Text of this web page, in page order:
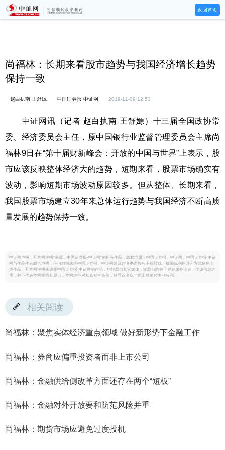
返回首页
尚福林：长期来看股市趋势与我国经济增长趋势
保持一致
赵白执南 王舒嫄 中国证券报·中证网 2019-11-09 12:53
中证网讯（记者 赵白执南 王舒嫄）十三届全国政协常
委、经济委员会主任，原中国银行业监督管理委员会主席尚
福林9日在“第十届财新峰会：开放的中国与世界”上表示，股
市应该反映整体经济大的趋势，短期来看，股票市场确实有
波动，影响短期市场波动原因较多。但从整体、长期来看，
我国股票市场建立30年来总体运行趋势与我国经济不断高质
量发展的趋势保持一致。
中证网声明：凡本网注明“来源：中国证券报·中证网”的所有作品，版权均属于中国证券报、中证网。中国证券报·中证
网与作品作者联合声明，任何组织未经中国证券报、中证网以及作者书面授权不得转载、摘编或利用其它方式使用上
述作品。凡本网注明来源非中国证券报·中证网的作品，均转载自其它媒体，转载目的在于更好服务读者、传递信息之
需，并不代表本网赞同其观点，本网亦不对其真实性负责，持异议者应与原出处单位主张权利。
相关阅读
尚福林：聚焦实体经济重点领域 做好新形势下金融工作
尚福林：券商应偏重投资者而非上市公司
尚福林：金融供给侧改革方面还存在两个“短板”
尚福林：金融对外开放要和防范风险并重
尚福林：期货市场应避免过度投机